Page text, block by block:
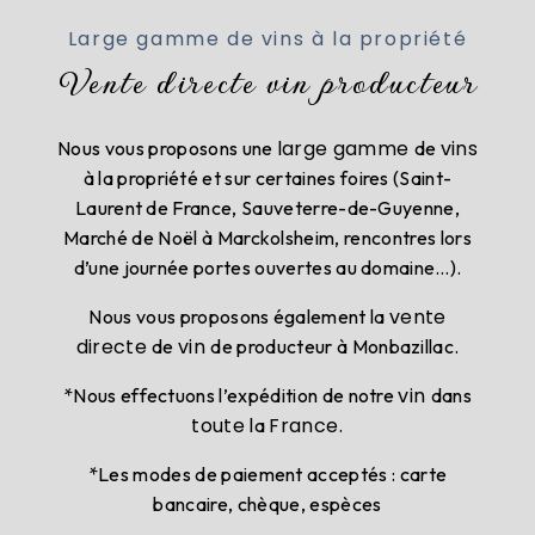
Large gamme de vins à la propriété
Vente directe vin producteur
Nous vous proposons une large gamme de vins
à la propriété et sur certaines foires (Saint-
Laurent de France, Sauveterre-de-Guyenne,
Marché de Noël à Marckolsheim, rencontres lors
d’une journée portes ouvertes au domaine…).
Nous vous proposons également la vente
directedevinde producteur à Monbazillac.
*Nous effectuons l’expédition de notrevin dans
toutela France.
*Les modes de paiement acceptés : carte
bancaire, chèque, espèces